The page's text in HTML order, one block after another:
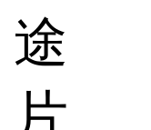
途
片